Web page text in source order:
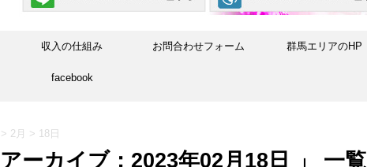
収入の仕組み お問合わせフォーム 群馬エリアのHP
facebook
> 2月 > 18日
アーカイブ：2023年02月18日 」 一覧